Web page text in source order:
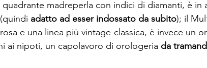
madreperla con indici di diamanti, è in
adatto ad esser indossato da subito); il
e una linea più vintage-classica, è invece un
ai nipoti, un capolavoro di orologeria da